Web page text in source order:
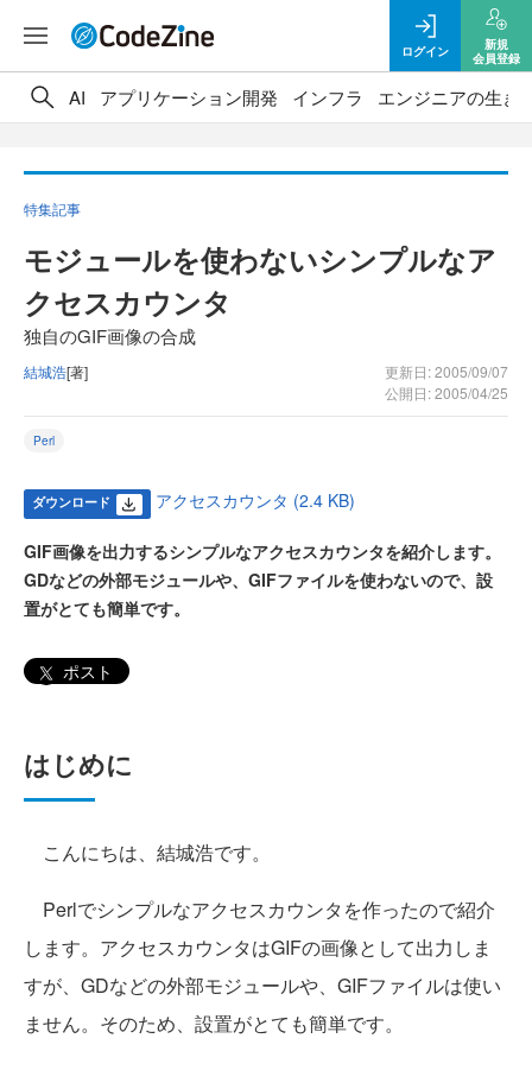
ログイン
新規
会員登録
AI アプリケーション開発 インフラ エンジニアの生き
特集記事
モジュールを使わないシンプルなア
クセスカウンタ
独自のGIF画像の合成
結城浩[著]
更新日: 2005/09/07
公開日: 2005/04/25
Perl
ダウンロード アクセスカウンタ (2.4 KB)
GIF画像を出力するシンプルなアクセスカウンタを紹介します。
GDなどの外部モジュールや、GIFファイルを使わないので、設
置がとても簡単です。
ポスト
はじめに
こんにちは、結城浩です。
Perlでシンプルなアクセスカウンタを作ったので紹介
します。アクセスカウンタはGIFの画像として出力しま
すが、GDなどの外部モジュールや、GIFファイルは使い
ません。そのため、設置がとても簡単です。